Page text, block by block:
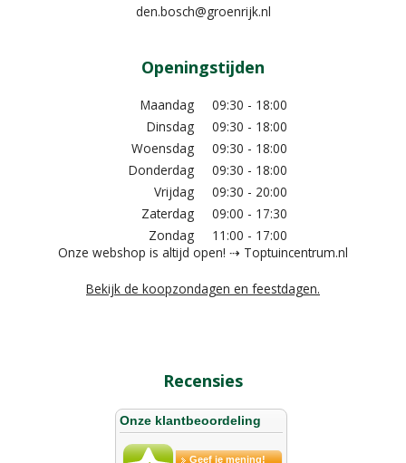
den.bosch@groenrijk.nl
Openingstijden
Maandag
09:30 - 18:00
Dinsdag
09:30 - 18:00
Woensdag
09:30 - 18:00
Donderdag
09:30 - 18:00
Vrijdag
09:30 - 20:00
Zaterdag
09:00 - 17:30
Zondag
11:00 - 17:00
Onze webshop is altijd open! ⇢ Toptuincentrum.nl
Bekijk de koopzondagen en feestdagen.
Recensies